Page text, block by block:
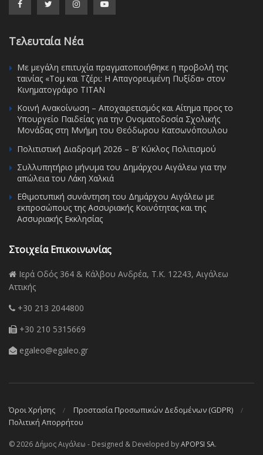
Τελευταία Νέα
Με μεγάλη επιτυχία πραγματοποιήθηκε η προβολή της
ταινίας «Τομ και Τζέρι: Η Απαγορευμένη Πυξίδα» στον
Κινηματογράφο ΤΙΤΑΝ
Κοινή Ανακοίνωση – Αποχαιρετισμός και Αίτημα προς το
Υπουργείο Παιδείας για την Ονοματοδοσία Σχολικής
Μονάδας στη Μνήμη του Θεόδωρου Κατσωνόπουλου
Πολιτιστική Διαδρομή 2026 – Β’ Κύκλος Πολιτισμού
Συλλυπητήριο μήνυμα του Δημάρχου Αιγάλεω για την
απώλεια του Λάκη Χαλκιά
Εθιμοτυπική συνάντηση του Δημάρχου Αιγάλεω με
εκπροσώπους της Ασσυριακής Κοινότητας και της
Ασσυριακής Εκκλησίας
Στοιχεία Επικοινωνίας
Ιερά Οδός 364 & Κάλβου Ανδρέα, Τ.Κ. 12243, Αιγάλεω
Αττικής
+30 213 2044800
+30 210 5315669
egaleo@egaleo.gr
Όροι Χρήσης
Προστασία Προσωπικών Δεδομένων (GDPR)
Πολιτική Απορρήτου
© 2026 Δήμος Αιγάλεω - Designed & Developed byAPOPSI SA.